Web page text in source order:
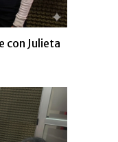
con Julieta